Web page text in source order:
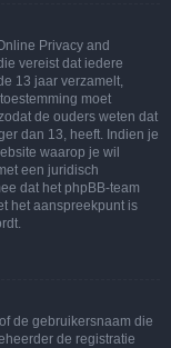
Privacy and
vereist dat iedere
13 jaar verzamelt,
moet
de ouders weten dat
dan 13, heeft. Indien je
waarop je wil
een juridisch
dat het phpBB-team
het aanspreekpunt is
de gebruikersnaam die
de registratie